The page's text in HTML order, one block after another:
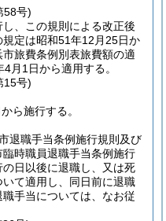
58号)
、この規則による改正後
定は昭和51年12月25日か
旅費条例別表旅費額の適
月1日から適用する。
15号)
ら施行する。
退職手当条例施行規則及び
時職員退職手当条例施行
日以後に退職し、又は死
て適用し、同日前に退職
手当については、なお従